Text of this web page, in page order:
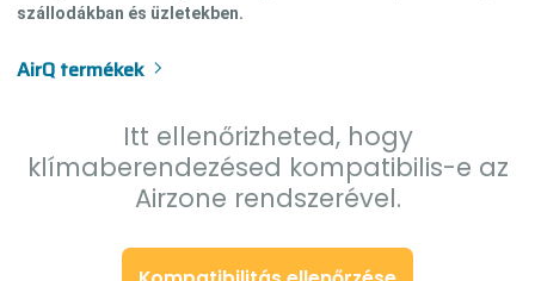
szállodákban és üzletekben.
AirQ termékek
Itt ellenőrizheted, hogy
klímaberendezésed kompatibilis-e az
Airzone rendszerével.